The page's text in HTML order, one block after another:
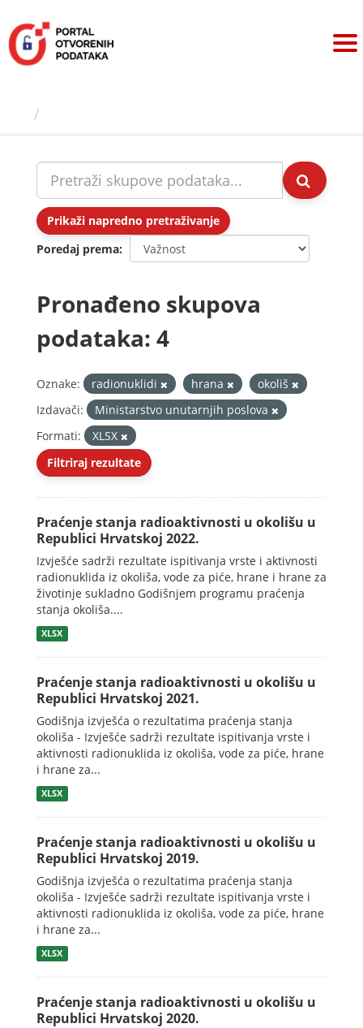
sadržaj
Prikaži napredno pretraživanje
Poredaj prema
Pronađeno skupova
podataka: 4
Oznake: radionuklidi hrana
okoliš
Izdavači:
Ministarstvo unutarnjih poslova
Formati:
XLSX
Filtriraj rezultate
Praćenje stanja radioaktivnosti u okolišu u
Republici Hrvatskoj 2022.
Izvješće sadrži rezultate ispitivanja vrste i aktivnosti
radionuklida iz okoliša, vode za piće, hrane i hrane za
životinje sukladno Godišnjem programu praćenja
stanja okoliša....
XLSX
Praćenje stanja radioaktivnosti u okolišu u
Republici Hrvatskoj 2021.
Godišnja izvješća o rezultatima praćenja stanja
okoliša - Izvješće sadrži rezultate ispitivanja vrste i
aktivnosti radionuklida iz okoliša, vode za piće, hrane
i hrane za...
XLSX
Praćenje stanja radioaktivnosti u okolišu u
Republici Hrvatskoj 2019.
Godišnja izvješća o rezultatima praćenja stanja
okoliša - Izvješće sadrži rezultate ispitivanja vrste i
aktivnosti radionuklida iz okoliša, vode za piće, hrane
i hrane za...
XLSX
Praćenje stanja radioaktivnosti u okolišu u
Republici Hrvatskoj 2020.